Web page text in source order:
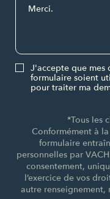
J'accepte que mes
formulaire soient
pour traiter ma
*Tous les
Conformément à
formulaire
personnelles par
consentement,
l’exercice de vos
autre renseignement,